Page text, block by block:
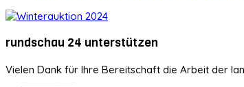
rundschau 24 unterstützen
Vielen Dank für Ihre Bereitschaft die Arbeit der